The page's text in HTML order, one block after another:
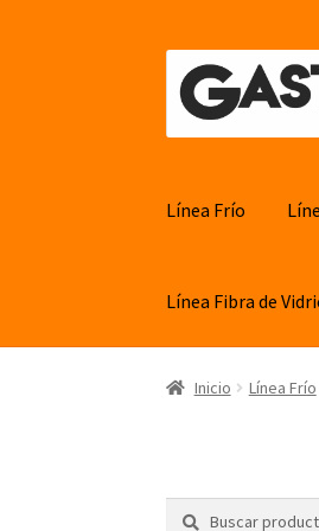
al
contenido
Línea Frío
Línea Fibra de
Inicio Línea Frío
Buscar
Buscar